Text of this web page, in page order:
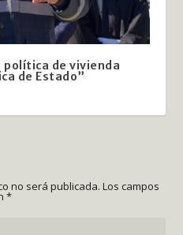
política de vivienda
de Estado”
no será publicada. Los campos
*